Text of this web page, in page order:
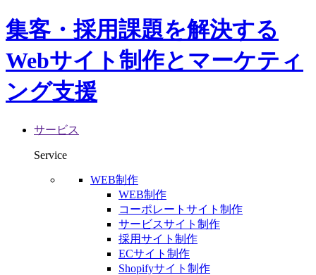
集客・採用課題を解決する
Webサイト制作とマーケティ
ング支援
サービス
Service
WEB制作
WEB制作
コーポレートサイト制作
サービスサイト制作
採用サイト制作
ECサイト制作
Shopifyサイト制作